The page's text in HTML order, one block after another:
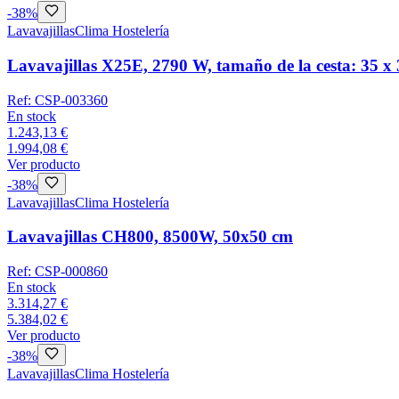
-38%
LavavajillasClima Hostelería
Lavavajillas X25E, 2790 W, tamaño de la cesta: 35 x
Ref: CSP-003360
En stock
1.243,13 €
1.994,08 €
Ver producto
-38%
LavavajillasClima Hostelería
Lavavajillas CH800, 8500W, 50x50 cm
Ref: CSP-000860
En stock
3.314,27 €
5.384,02 €
Ver producto
-38%
LavavajillasClima Hostelería